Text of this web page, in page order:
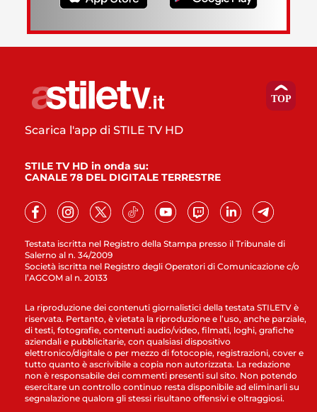
Testata iscritta nel Registro della Stampa presso il Tribunale di
Salerno al n. 34/2009
Società iscritta nel Registro degli Operatori di Comunicazione c/o
l’AGCOM al n. 20133
Scarica l'app di STILE TV HD
STILE TV HD in onda su:
CANALE 78 DEL DIGITALE TERRESTRE
La riproduzione dei contenuti giornalistici della testata STILETV è
riservata. Pertanto, è vietata la riproduzione e l’uso, anche parziale,
di testi, fotografie, contenuti audio/video, filmati, loghi, grafiche
aziendali e pubblicitarie, con qualsiasi dispositivo
elettronico/digitale o per mezzo di fotocopie, registrazioni, cover e
tutto quanto è ascrivibile a copia non autorizzata. La redazione
non è responsabile dei commenti presenti sul sito. Non potendo
esercitare un controllo continuo resta disponibile ad eliminarli su
segnalazione qualora gli stessi risultano offensivi e oltraggiosi.